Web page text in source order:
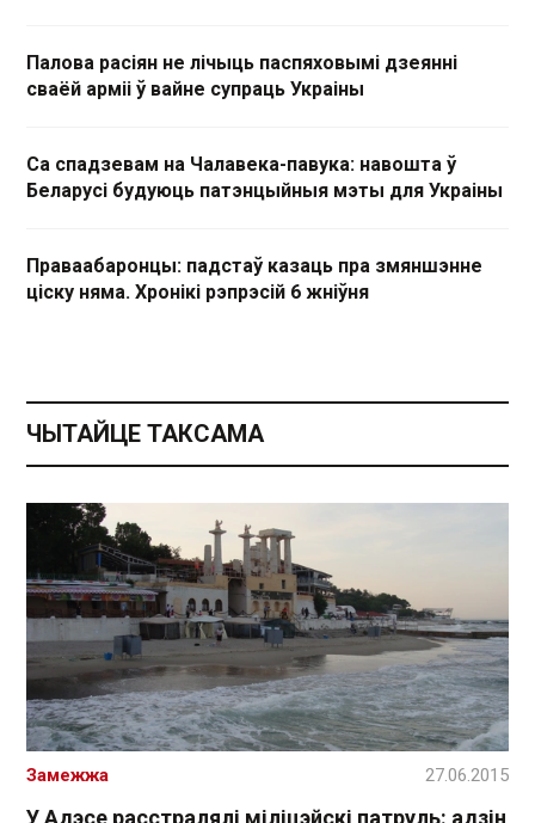
Палова расіян не лічыць паспяховымі дзеянні
сваёй арміі ў вайне супраць Украіны
Са спадзевам на Чалавека-павука: навошта ў
Беларусі будуюць патэнцыйныя мэты для Украіны
Праваабаронцы: падстаў казаць пра змяншэнне
ціску няма. Хронікі рэпрэсій 6 жніўня
ЧЫТАЙЦЕ ТАКСАМА
Замежжа 27.06.2015